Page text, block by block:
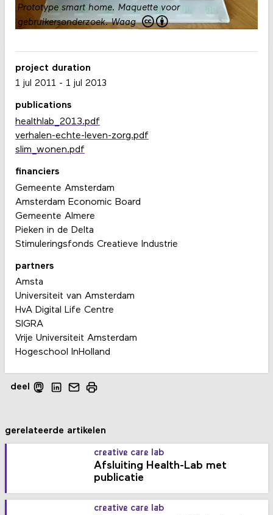
Prototype smart home. Maquette voor
gebruikersonderzoek. Waag
deel
project duration
1 jul 2011 - 1 jul 2013
publications
healthlab_2013.pdf
verhalen-echte-leven-zorg.pdf
slim_wonen.pdf
financiers
Gemeente Amsterdam
Amsterdam Economic Board
Gemeente Almere
Pieken in de Delta
Stimuleringsfonds Creatieve Industrie
partners
Amsta
Universiteit van Amsterdam
HvA Digital Life Centre
SIGRA
Vrije Universiteit Amsterdam
Hogeschool InHolland
gerelateerde artikelen
creative care lab
Afsluiting Health-Lab met
publicatie
creative care lab